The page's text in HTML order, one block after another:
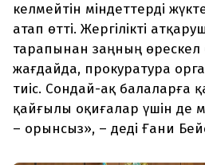
келмейтін міндеттерді
атап өтті. Жергілікті
тарапынан заңның
жағдайда, прокуратура
тиіс. Сондай-ақ балаларға
қайғылы оқиғалар үшін де
– орынсыз», – деді Ғани